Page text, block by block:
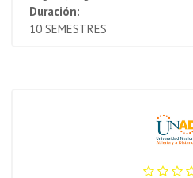
Duración:
10 SEMESTRES